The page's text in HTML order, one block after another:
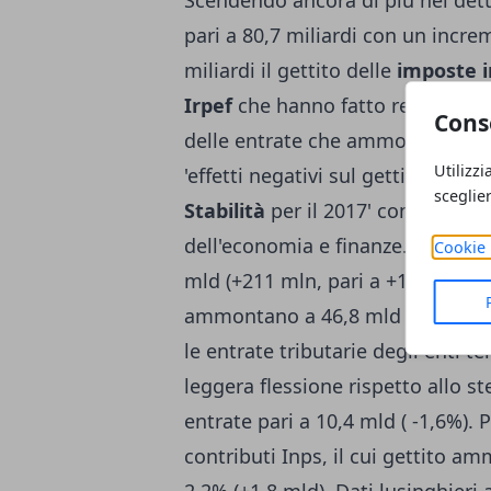
Cookie
pari a 80,7 miliardi con un
miliardi il gettito delle imposte
Irpefche hanno fatto registrare
delle entrate che ammonta a
'effetti negativi sul gettito di
Stabilità per il 2017' come ha
dell'economia e finanze. In
mld (+211 mln, pari a +16,3%).
ammontano a 46,8 mld con un
le entrate tributarie degli enti
leggera flessione rispetto allo
entrate pari a 10,4 mld ( -1,6%).
contributi Inps, il cui gettito